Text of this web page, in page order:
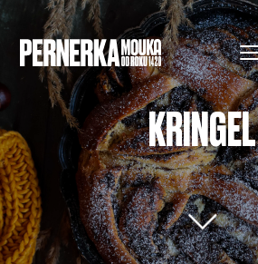
KRINGEL